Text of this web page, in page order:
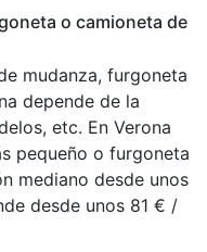
o camioneta de
mudanza, furgoneta
depende de la
etc. En Verona
pequeño o furgoneta
mediano desde unos
desde unos 81 € /